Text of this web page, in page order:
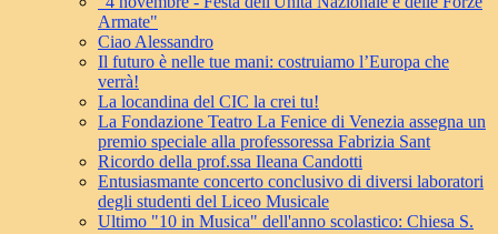
Armate"
Ciao Alessandro
Il futuro è nelle tue mani: costruiamo l’Europa che
verrà!
La locandina del CIC la crei tu!
La Fondazione Teatro La Fenice di Venezia assegna un
premio speciale alla professoressa Fabrizia Sant
Ricordo della prof.ssa Ileana Candotti
Entusiasmante concerto conclusivo di diversi laboratori
degli studenti del Liceo Musicale
Ultimo "10 in Musica" dell'anno scolastico: Chiesa S.